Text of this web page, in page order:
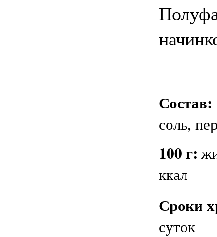
Состав:
соль,
100 г:
ккал
Сроки
суток